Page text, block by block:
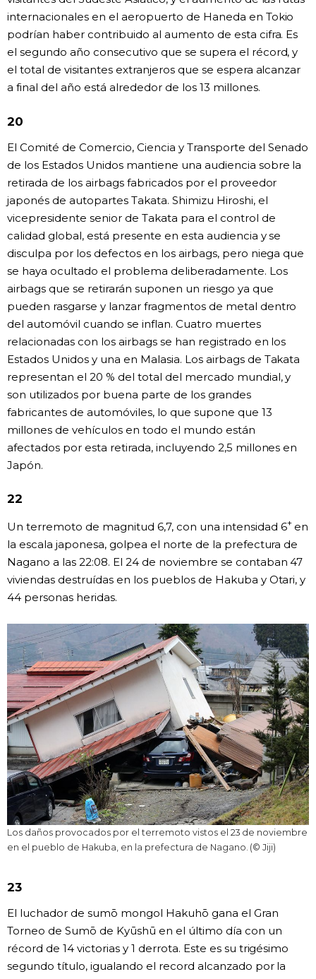
internacionales en el aeropuerto de Haneda en Tokio
podrían haber contribuido al aumento de esta cifra. Es
el segundo año consecutivo que se supera el récord, y
el total de visitantes extranjeros que se espera alcanzar
a final del año está alrededor de los 13 millones.
20
El Comité de Comercio, Ciencia y Transporte del Senado
de los Estados Unidos mantiene una audiencia sobre la
retirada de los airbags fabricados por el proveedor
japonés de autopartes Takata. Shimizu Hiroshi, el
vicepresidente senior de Takata para el control de
calidad global, está presente en esta audiencia y se
disculpa por los defectos en los airbags, pero niega que
se haya ocultado el problema deliberadamente. Los
airbags que se retirarán suponen un riesgo ya que
pueden rasgarse y lanzar fragmentos de metal dentro
del automóvil cuando se inflan. Cuatro muertes
relacionadas con los airbags se han registrado en los
Estados Unidos y una en Malasia. Los airbags de Takata
representan el 20 % del total del mercado mundial, y
son utilizados por buena parte de los grandes
fabricantes de automóviles, lo que supone que 13
millones de vehículos en todo el mundo están
afectados por esta retirada, incluyendo 2,5 millones en
Japón.
22
Un terremoto de magnitud 6,7, con una intensidad 6+en
la escala japonesa, golpea el norte de la prefectura de
Nagano a las 22:08. El 24 de noviembre se contaban 47
viviendas destruídas en los pueblos de Hakuba y Otari, y
44 personas heridas.
Los daños provocados por el terremoto vistos el 23 de noviembre
en el pueblo de Hakuba, en la prefectura de Nagano. (© Jiji)
23
El luchador de sumō mongol Hakuhō gana el Gran
Torneo de Sumō de Kyūshū en el último día con un
récord de 14 victorias y 1 derrota. Este es su trigésimo
segundo título, igualando el record alcanzado por la